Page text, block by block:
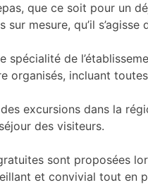
que ce soit pour un
mesure, qu’il
spécialité de
organisés, incluant
excursions dans la
des visiteurs.
sont proposées
et convivial tout